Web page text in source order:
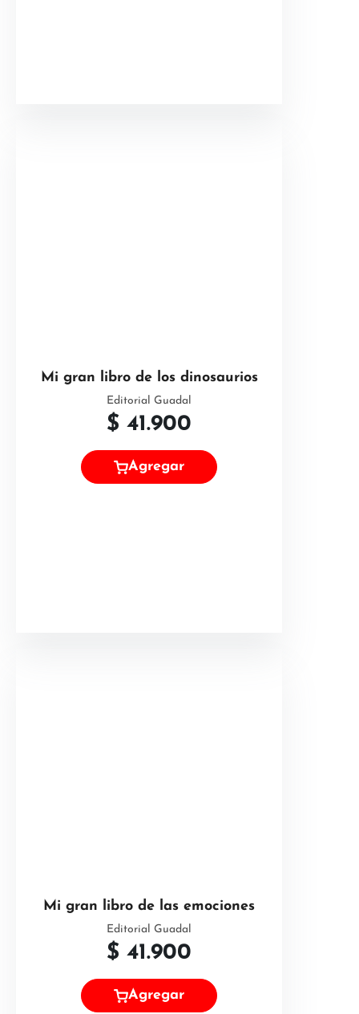
Mi gran libro de los dinosaurios
Editorial Guadal
$ 41.900
Agregar
Mi gran libro de las emociones
Editorial Guadal
$ 41.900
Agregar